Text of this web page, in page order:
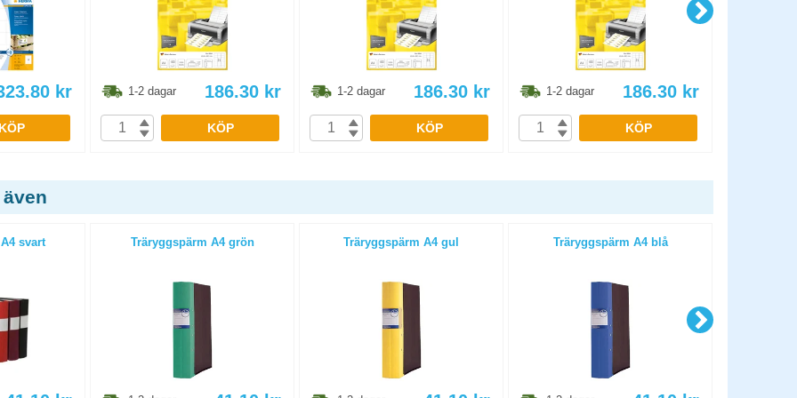
kr
KÖP
1-2 dagar 186.30 kr
KÖP
1-2 dagar 186.30 kr
KÖP
1-2 dagar 186.30 kr
KÖP
svart Träryggspärm A4 grön Träryggspärm A4 gul Träryggspärm A4 blå